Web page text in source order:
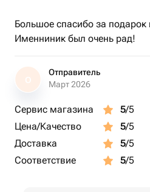
Большое спасибо за подарок
Именниник был очень рад!
О
Отправитель
Март 2026
Сервис магазина 5/5
Цена/Качество
5/5
Доставка
5/5
Соответствие
5/5